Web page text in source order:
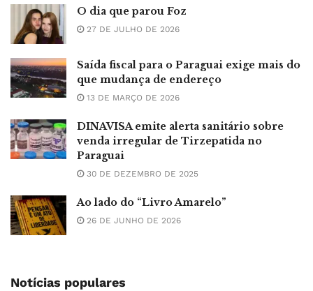
O dia que parou Foz
27 DE JULHO DE 2026
Saída fiscal para o Paraguai exige mais do
que mudança de endereço
13 DE MARÇO DE 2026
DINAVISA emite alerta sanitário sobre
venda irregular de Tirzepatida no
Paraguai
30 DE DEZEMBRO DE 2025
Ao lado do “Livro Amarelo”
26 DE JUNHO DE 2026
Notícias populares